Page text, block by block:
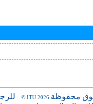
- © ITU 2026 محفوظة